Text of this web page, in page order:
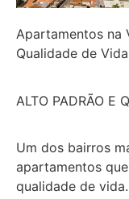
Apartamentos na
Qualidade de
ALTO PADRÃO E
Um dos bairros
apartamentos
qualidade de vida.